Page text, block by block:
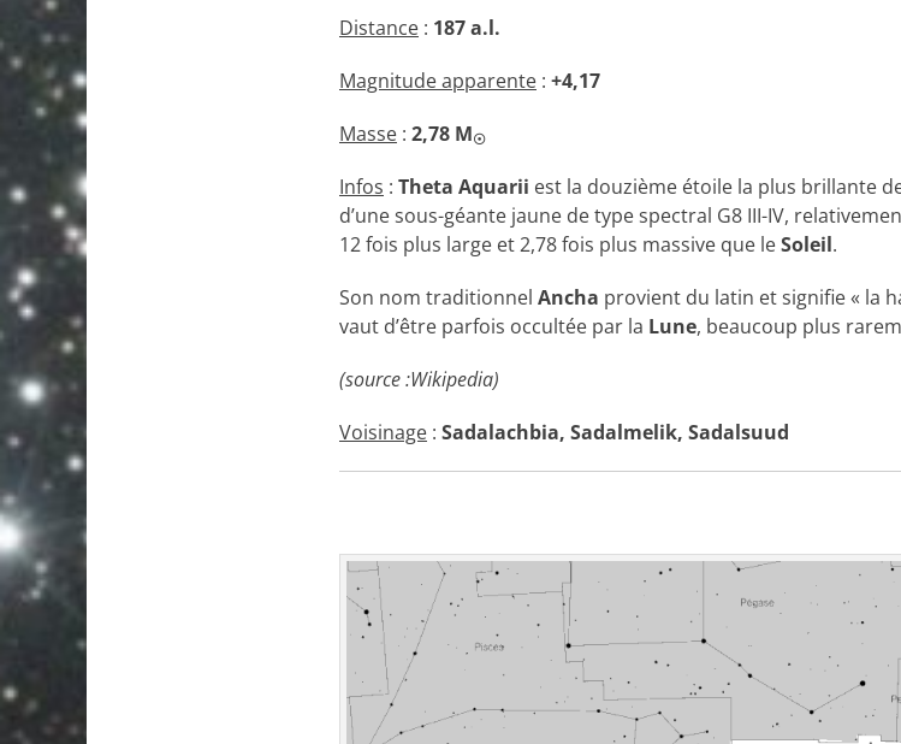
Distance : 187 a.l.
Magnitude apparente : +4,17
Masse : 2,78 M☉
Infos : Theta Aquarii est la douzième étoile la plus brillante
d’une sous-géante jaune de type spectral G8 III-IV,
12 fois plus large et 2,78 fois plus massive que leSoleil.
Son nom traditionnel Ancha provient du latin et signifie « la
vaut d’être parfois occultée par la Lune, beaucoup plus
(source :Wikipedia)
Voisinage : Sadalachbia, Sadalmelik, Sadalsuud